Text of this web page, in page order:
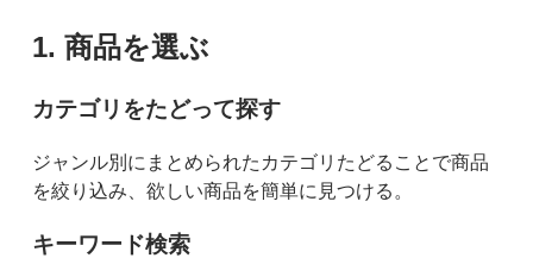
1. 商品を選ぶ
カテゴリをたどって探す
ジャンル別にまとめられたカテゴリたどることで商品
を絞り込み、欲しい商品を簡単に見つける。
キーワード検索